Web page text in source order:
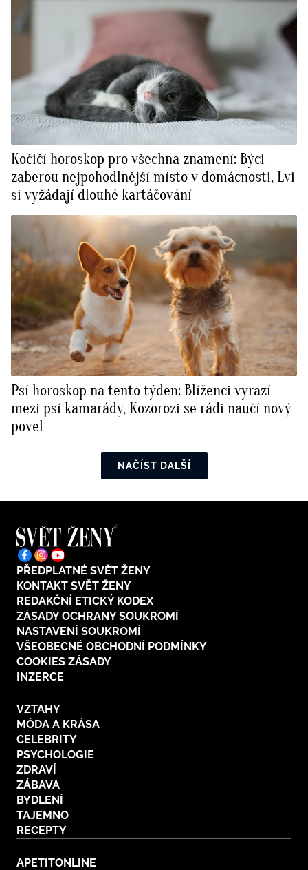
Kočičí horoskop pro všechna znamení: Býci
zaberou nejpohodlnější místo v domácnosti, Lvi
si vyžádají dlouhé kartáčování
Psí horoskop na tento týden: Blíženci vyrazí
mezi psí kamarády, Kozorozi se rádi naučí nový
povel
NAČÍST DALŠÍ
PŘEDPLATNÉ SVĚT ŽENY
KONTAKT SVĚT ŽENY
REDAKČNÍ ETICKÝ KODEX
ZÁSADY OCHRANY SOUKROMÍ
NASTAVENÍ SOUKROMÍ
VŠEOBECNÉ OBCHODNÍ PODMÍNKY
COOKIES ZÁSADY
INZERCE
VZTAHY
MÓDA A KRÁSA
CELEBRITY
PSYCHOLOGIE
ZDRAVÍ
ZÁBAVA
BYDLENÍ
TAJEMNO
RECEPTY
APETITONLINE